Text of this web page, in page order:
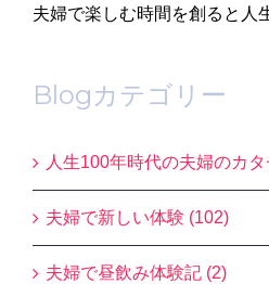
夫婦で楽しむ時間を創ると人
Blogカテゴリー
人生100年時代の夫婦のカ
夫婦で新しい体験 (102)
夫婦で昼飲み体験記 (2)